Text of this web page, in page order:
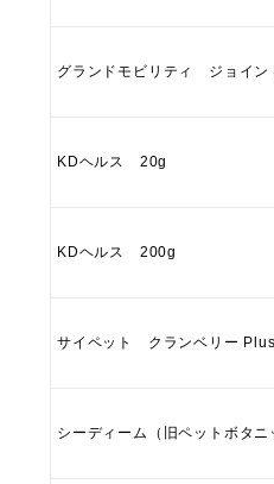
グランドモビリティ ジョイン
KDヘルス 20g
KDヘルス 200g
サイペット クランベリー
シーディーム（旧ペットボタ